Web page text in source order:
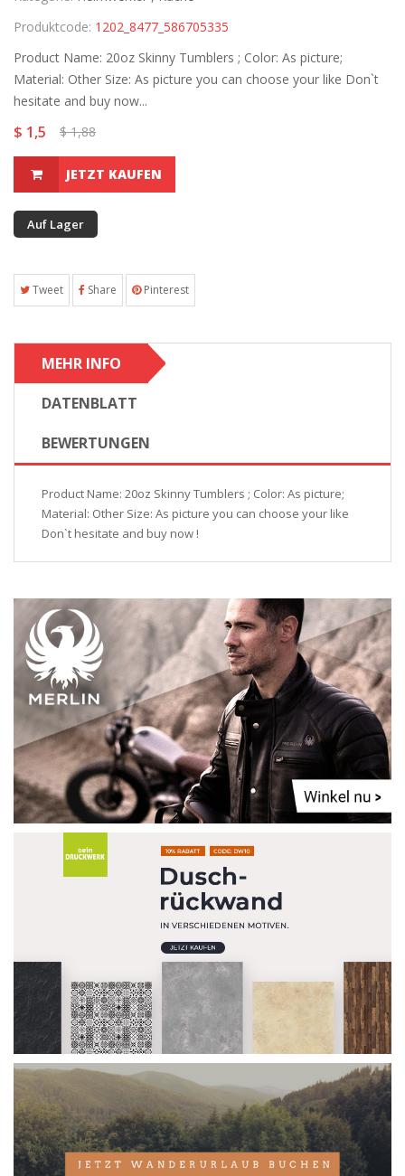
Produktcode: 1202_8477_586705335
Product Name: 20oz Skinny Tumblers ; Color: As picture;
Material: Other Size: As picture you can choose your like Don`t
hesitate and buy now...
$ 1,5 $ 1,88
JETZT KAUFEN
Auf Lager
Tweet Share Pinterest
MEHR INFO
DATENBLATT
BEWERTUNGEN
Product Name: 20oz Skinny Tumblers ; Color: As picture;
Material: Other Size: As picture you can choose your like
Don`t hesitate and buy now !